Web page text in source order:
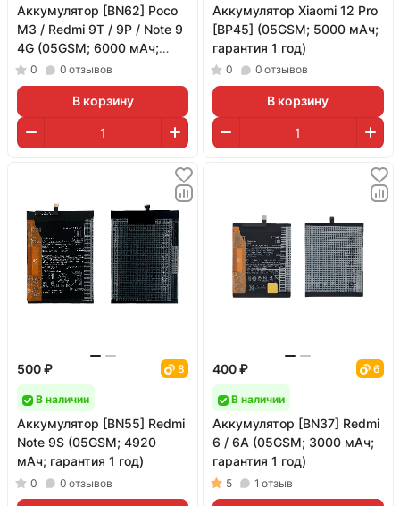
Аккумулятор [BN62] Poco
M3 / Redmi 9T / 9P / Note 9
4G (05GSM; 6000 мАч;
гарантия 1 год)
0 0 отзывов
В корзину
Аккумулятор Xiaomi 12 Pro
[BP45] (05GSM; 5000 мАч;
гарантия 1 год)
0 0 отзывов
В корзину
500 ₽ 8
В наличии
Аккумулятор [BN55] Redmi
Note 9S (05GSM; 4920
мАч; гарантия 1 год)
0 0 отзывов
400 ₽ 6
В наличии
Аккумулятор [BN37] Redmi
6 / 6A (05GSM; 3000 мАч;
гарантия 1 год)
5 1 отзыв